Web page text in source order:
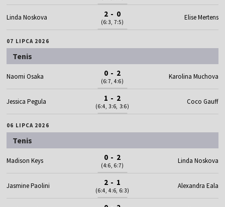
Linda Noskova 2 - 0
(6:3, 7:5)
Elise Mertens
07 LIPCA 2026
Tenis
Naomi Osaka 0 - 2
(6:7, 4:6)
Karolina Muchova
Jessica Pegula 1 - 2
(6:4, 3:6, 3:6)
Coco Gauff
06 LIPCA 2026
Tenis
Madison Keys 0 - 2
(4:6, 6:7)
Linda Noskova
Jasmine Paolini 2 - 1
(6:4, 4:6, 6:3)
Alexandra Eala